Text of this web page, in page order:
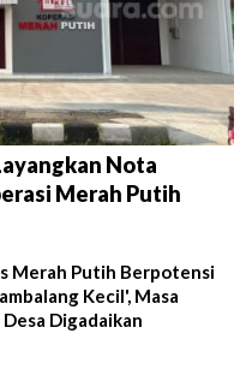
Nota
Merah Putih
Merah Putih Berpotensi
Kecil', Masa
Digadaikan